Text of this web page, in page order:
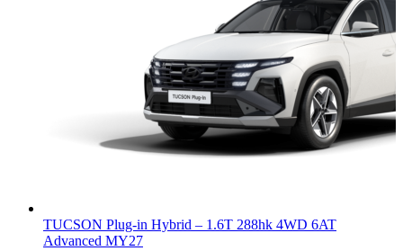
TUCSON Plug-in Hybrid – 1.6T 288hk 4WD 6AT
Advanced MY27